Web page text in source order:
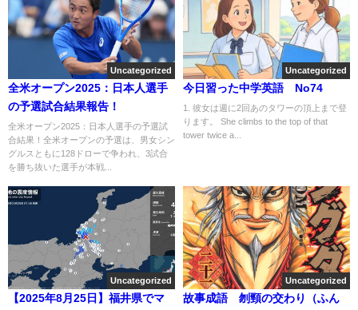
Uncategorized
全米オープン2025：日本人選手
の予選試合結果報告！
全米オープン2025：日本人選手の予選試
合結果！全米オープンの予選は、男女シン
グルスともに128ドローで争われ、3試合
を勝ち抜いた選手が本戦...
Uncategorized
今日習った中学英語 No74
1. 彼女は週に2回あのタワーの頂上まで登
ります。 She climbs to the top of that
tower twice a...
Uncategorized
【2025年8月25日】福井県でマ
Uncategorized
故事成語 刎頸の交わり（ふん